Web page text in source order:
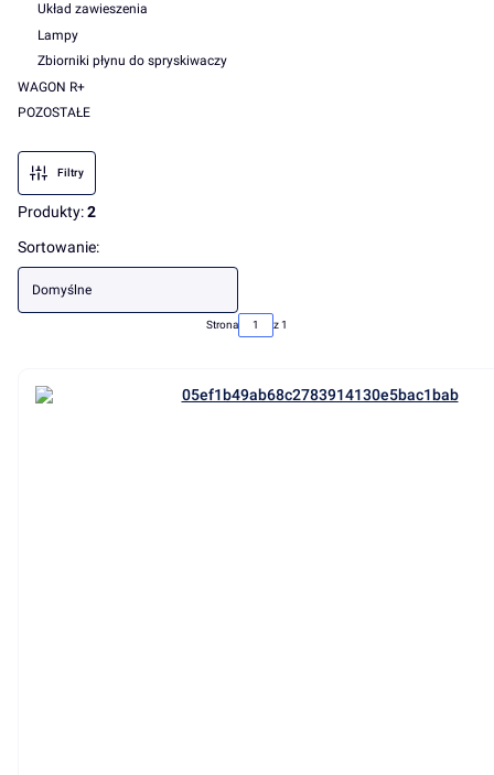
Układ zawieszenia
Lampy
Zbiorniki płynu do spryskiwaczy
WAGON R+
POZOSTAŁE
Filtry
Produkty:2
Lista produktów
Sortowanie:
Domyślne
Strona z 1